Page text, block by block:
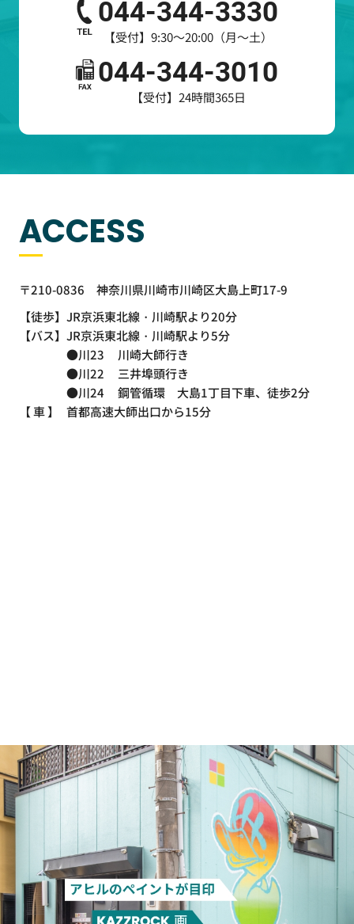
044-344-3330
【受付】9:30～20:00（月～土）
044-344-3010
【受付】24時間365日
ACCESS
〒210-0836 神奈川県川崎市川崎区大島上町17-9
【徒歩】 JR京浜東北線・川崎駅より20分
【バス】 JR京浜東北線・川崎駅より5分
●川23
川崎大師行き
●川22
三井埠頭行き
●川24
鋼管循環 大島1丁目下車、徒歩2分
【 車 】
首都高速大師出口から15分